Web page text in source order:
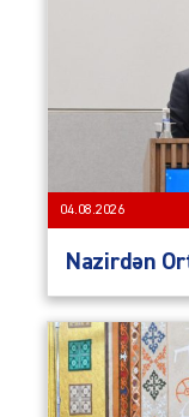
04.08.2026
Nazirdən